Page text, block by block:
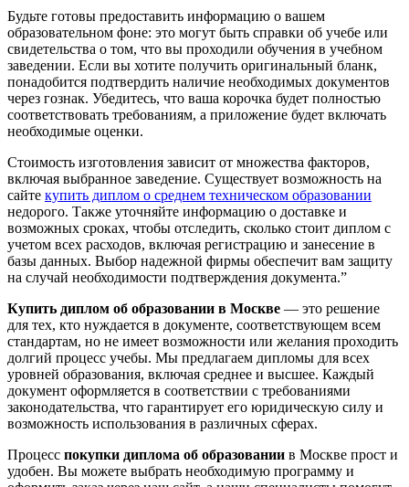
Будьте готовы предоставить информацию о вашем
образовательном фоне: это могут быть справки об учебе или
свидетельства о том, что вы проходили обучения в учебном
заведении. Если вы хотите получить оригинальный бланк,
понадобится подтвердить наличие необходимых документов
через гознак. Убедитесь, что ваша корочка будет полностью
соответствовать требованиям, а приложение будет включать
необходимые оценки.
Стоимость изготовления зависит от множества факторов,
включая выбранное заведение. Существует возможность на
сайте купить диплом о среднем техническом образовании
недорого. Также уточняйте информацию о доставке и
возможных сроках, чтобы отследить, сколько стоит диплом с
учетом всех расходов, включая регистрацию и занесение в
базы данных. Выбор надежной фирмы обеспечит вам защиту
на случай необходимости подтверждения документа.”
Купить диплом об образовании в Москве — это решение
для тех, кто нуждается в документе, соответствующем всем
стандартам, но не имеет возможности или желания проходить
долгий процесс учебы. Мы предлагаем дипломы для всех
уровней образования, включая среднее и высшее. Каждый
документ оформляется в соответствии с требованиями
законодательства, что гарантирует его юридическую силу и
возможность использования в различных сферах.
Процесс покупки диплома об образовании в Москве прост и
удобен. Вы можете выбрать необходимую программу и